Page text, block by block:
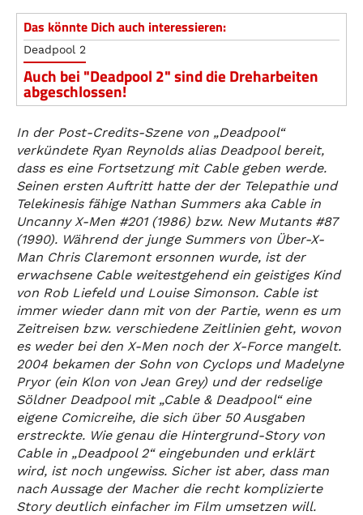
Das könnte Dich auch interessieren:
Deadpool 2
Auch bei "Deadpool 2" sind die Dreharbeiten
abgeschlossen!
In der Post-Credits-Szene von „Deadpool“
verkündete Ryan Reynolds alias Deadpool bereit,
dass es eine Fortsetzung mit Cable geben werde.
Seinen ersten Auftritt hatte der der Telepathie und
Telekinesis fähige Nathan Summers aka Cable in
Uncanny X-Men #201 (1986) bzw. New Mutants #87
(1990). Während der junge Summers von Über-X-
Man Chris Claremont ersonnen wurde, ist der
erwachsene Cable weitestgehend ein geistiges Kind
von Rob Liefeld und Louise Simonson. Cable ist
immer wieder dann mit von der Partie, wenn es um
Zeitreisen bzw. verschiedene Zeitlinien geht, wovon
es weder bei den X-Men noch der X-Force mangelt.
2004 bekamen der Sohn von Cyclops und Madelyne
Pryor (ein Klon von Jean Grey) und der redselige
Söldner Deadpool mit „Cable & Deadpool“ eine
eigene Comicreihe, die sich über 50 Ausgaben
erstreckte. Wie genau die Hintergrund-Story von
Cable in „Deadpool 2“ eingebunden und erklärt
wird, ist noch ungewiss. Sicher ist aber, dass man
nach Aussage der Macher die recht komplizierte
Story deutlich einfacher im Film umsetzen will.